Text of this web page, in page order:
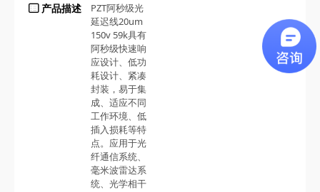
产品描述
PZT阿秒级光
延迟线20um
150v 59k具有
阿秒级快速响
应设计、低功
耗设计、紧凑
封装，易于集
成、适应不同
工作环境、低
插入损耗等特
点。应用于光
纤通信系统、
毫米波雷达系
统、光学相干